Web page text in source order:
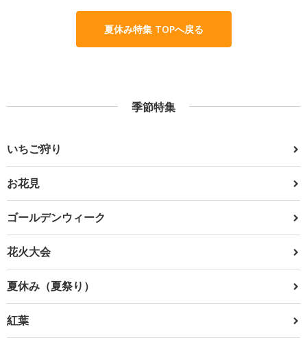
夏休み特集 TOPへ戻る
季節特集
いちご狩り
お花見
ゴールデンウィーク
花火大会
夏休み（夏祭り）
紅葉